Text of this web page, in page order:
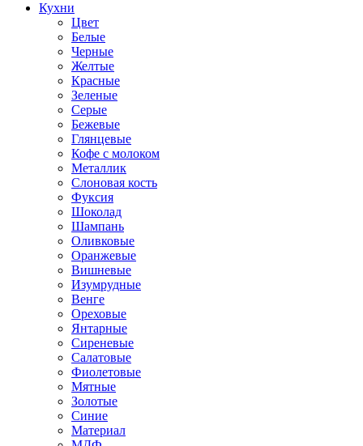
Кухни
Цвет
Белые
Черные
Желтые
Красные
Зеленые
Серые
Бежевые
Глянцевые
Кофе с молоком
Металлик
Слоновая кость
Фуксия
Шоколад
Шампань
Оливковые
Оранжевые
Вишневые
Изумрудные
Венге
Ореховые
Янтарные
Сиреневые
Салатовые
Фиолетовые
Мятные
Золотые
Синие
Материал